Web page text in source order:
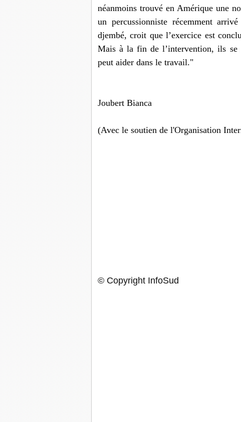
néanmoins trouvé en Amérique une
un percussionniste récemment
djembé, croit que l’exercice est
Mais à la fin de l’intervention, ils se
peut aider dans le travail."
Joubert Bianca
(Avec le soutien de l'Organisation
© Copyright InfoSud